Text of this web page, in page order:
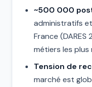
~500 000
administratifs
France
métiers les
Tension de
marché est